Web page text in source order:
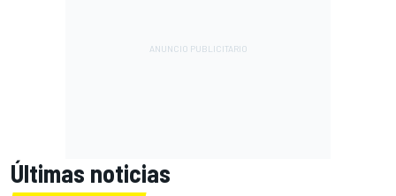
Últimas noticias